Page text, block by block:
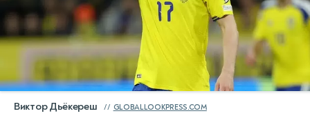
Виктор Дьёкереш GLOBALLOOKPRESS.COM